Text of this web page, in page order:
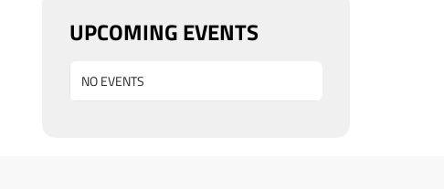
UPCOMING EVENTS
NO EVENTS